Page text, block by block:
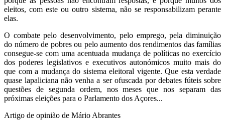
eleitos, com este ou outro sistema, não se responsabilizam perante
elas.
O combate pelo desenvolvimento, pelo emprego, pela diminuição
do número de pobres ou pelo aumento dos rendimentos das famílias
consegue-se com uma acentuada mudança de políticas no exercício
dos poderes legislativos e executivos autonómicos muito mais do
que com a mudança do sistema eleitoral vigente. Que esta verdade
quase lapaliciana não venha a ser ofuscada por debates fúteis sobre
questões de segunda ordem, nos meses que nos separam das
próximas eleições para o Parlamento dos Açores...
Artigo de opinião de Mário Abrantes